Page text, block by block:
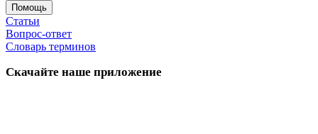
Помощь
Статьи
Вопрос-ответ
Словарь терминов
Скачайте наше приложение